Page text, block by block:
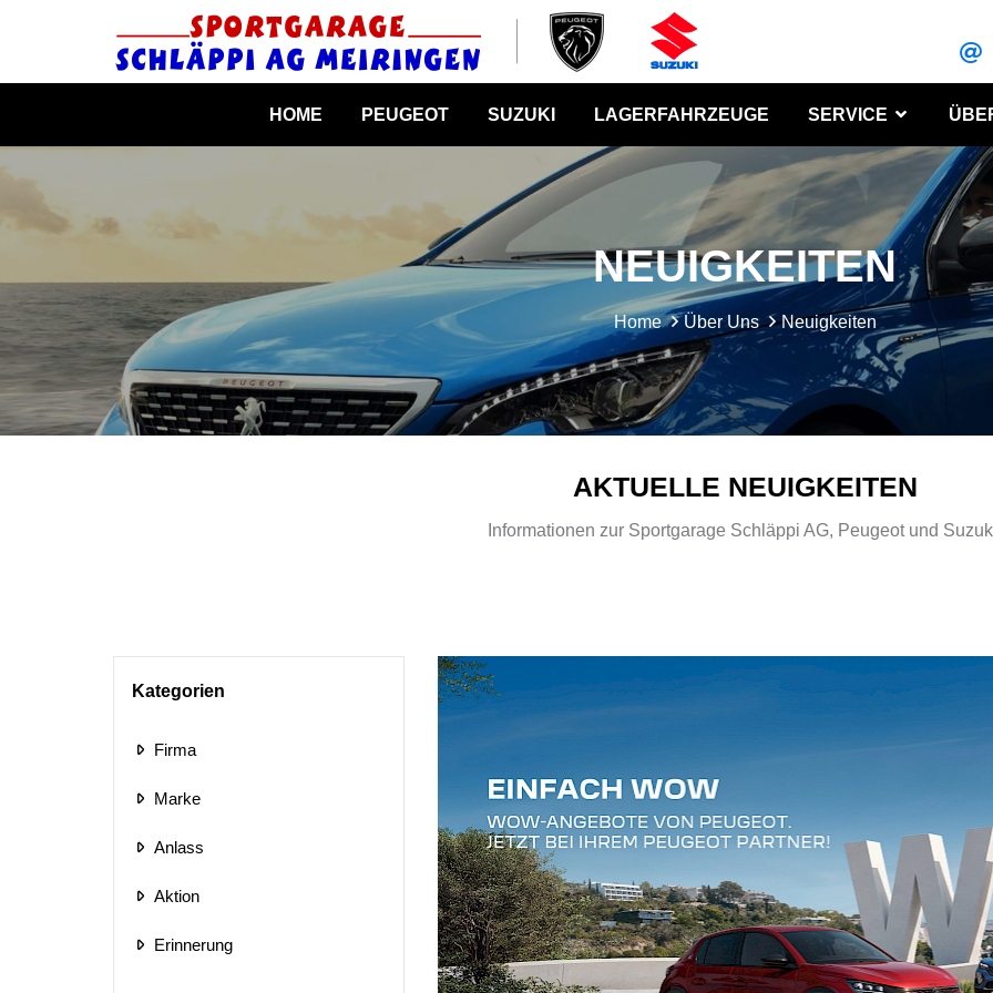
HOME PEUGEOT SUZUKI LAGERFAHRZEUGE SERVICE
NEUIGKEITEN
Home Über Uns Neuigkeiten
AKTUELLE NEUIGKEITEN
Informationen zur Sportgarage Schläppi AG, Peugeot und
Kategorien
Firma
Marke
Anlass
Aktion
Erinnerung